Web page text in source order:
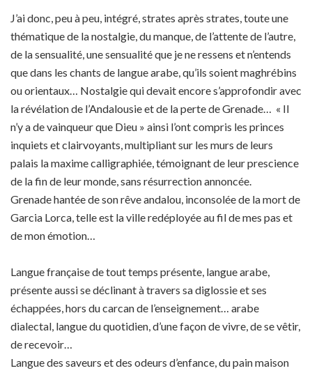
J’ai donc, peu à peu, intégré, strates après strates, toute une
thématique de la nostalgie, du manque, de l’attente de l’autre,
de la sensualité, une sensualité que je ne ressens et n’entends
que dans les chants de langue arabe, qu’ils soient maghrébins
ou orientaux… Nostalgie qui devait encore s’approfondir avec
la révélation de l’Andalousie et de la perte de Grenade… « Il
n’y a de vainqueur que Dieu » ainsi l’ont compris les princes
inquiets et clairvoyants, multipliant sur les murs de leurs
palais la maxime calligraphiée, témoignant de leur prescience
de la fin de leur monde, sans résurrection annoncée.
Grenade hantée de son rêve andalou, inconsolée de la mort de
Garcia Lorca, telle est la ville redéployée au fil de mes pas et
de mon émotion…
Langue française de tout temps présente, langue arabe,
présente aussi se déclinant à travers sa diglossie et ses
échappées, hors du carcan de l’enseignement… arabe
dialectal, langue du quotidien, d’une façon de vivre, de se vêtir,
de recevoir…
Langue des saveurs et des odeurs d’enfance, du pain maison